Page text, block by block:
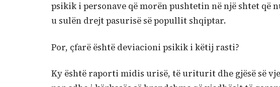
psikik i personave që morën pushtetin në një shtet që
u sulën drejt pasurisë së popullit shqiptar.
Por, çfarë është deviacioni psikik i këtij rasti?
Ky është raporti midis urisë, të uriturit dhe gjësë së